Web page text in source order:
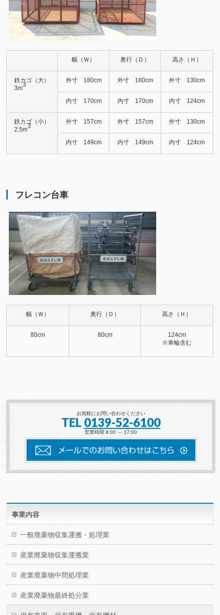
幅（Ｗ） 奥行（Ｄ） 高さ（Ｈ）
鉄カゴ（大）
3m3
外寸 180cm 外寸 180cm 外寸 130cm
内寸 170cm 内寸 170cm 内寸 124cm
鉄カゴ（小）
2.5m3
外寸 157cm 外寸 157cm 外寸 130cm
内寸 149cm 内寸 149cm 内寸 124cm
フレコン台車
幅（Ｗ） 奥行（Ｄ） 高さ（Ｈ）
80cm 80cm
124cm
※車輪含む
お気軽にお問い合わせください
TEL 0139-52-6100
営業時間 8:00 ～ 17:00
事業内容
一般廃棄物収集運搬・処理業
産業廃棄物収集運搬業
産業廃棄物中間処理業
産業廃棄物最終処分業